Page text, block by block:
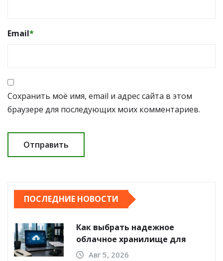
Email*
Сохранить моё имя, email и адрес сайта в этом
браузере для последующих моих комментариев.
ПОСЛЕДНИЕ НОВОСТИ
Как выбрать надежное
облачное хранилище для
компании
Авг 5, 2026